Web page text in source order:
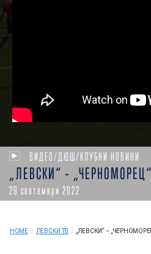
ВИДЕО/ДЮШ/КЛУБНИ НОВИНИ
„ЛЕВСКИ“ –
29 септември 2022
HOME / ЛЕВСКИ ТВ / „ЛЕВСКИ“ –